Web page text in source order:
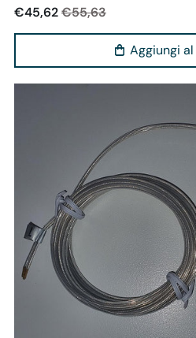
€45,62€55,63
Aggiungi